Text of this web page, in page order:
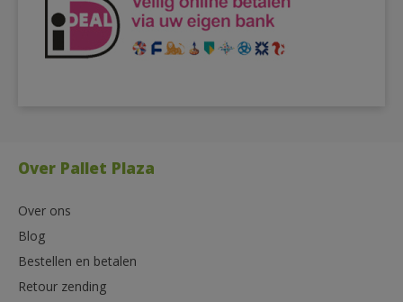
Over Pallet Plaza
Over ons
Blog
Bestellen en betalen
Retour zending